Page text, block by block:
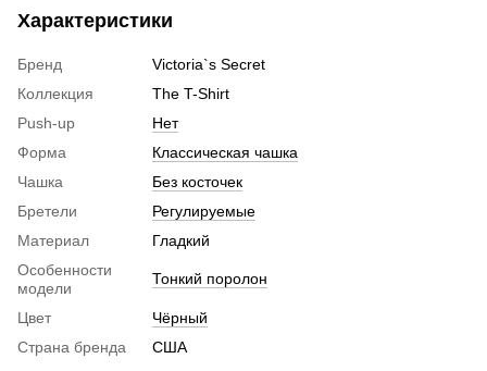
Характеристики
Бренд
Victoria`s Secret
Коллекция
The T-Shirt
Push-up
Нет
Форма
Классическая чашка
Чашка
Без косточек
Бретели
Регулируемые
Материал
Гладкий
Особенности
модели
Тонкий поролон
Цвет
Чёрный
Страна бренда
США